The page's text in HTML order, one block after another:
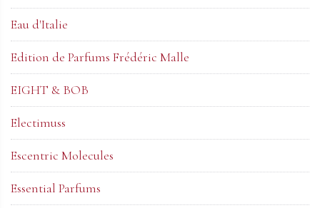
Eau d'Italie
Edition de Parfums Frédéric Malle
EIGHT & BOB
Electimuss
Escentric Molecules
Essential Parfums